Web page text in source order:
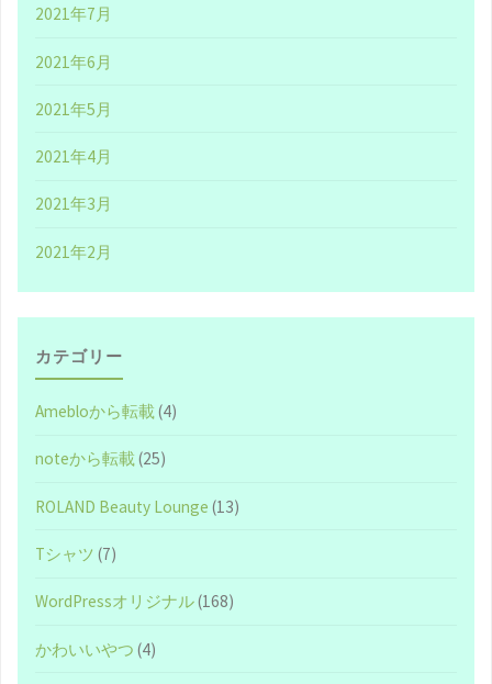
2021年7月
2021年6月
2021年5月
2021年4月
2021年3月
2021年2月
カテゴリー
Amebloから転載(4)
noteから転載(25)
ROLAND Beauty Lounge (13)
Tシャツ (7)
WordPressオリジナル(168)
かわいいやつ (4)